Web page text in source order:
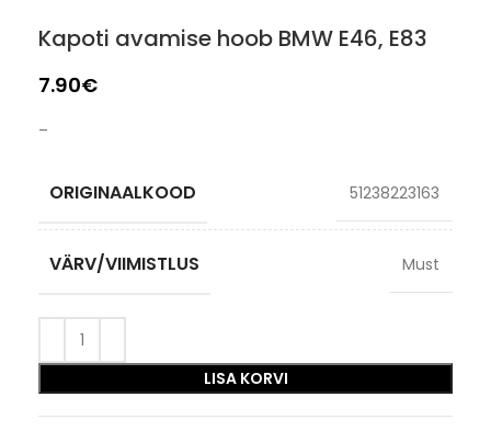
Kapoti avamise hoob BMW E46, E83
7.90€
–
ORIGINAALKOOD 51238223163
VÄRV/VIIMISTLUS Must
LISA KORVI